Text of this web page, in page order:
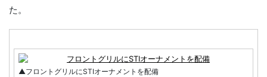
た。
▲フロントグリルにSTIオーナメントを配備